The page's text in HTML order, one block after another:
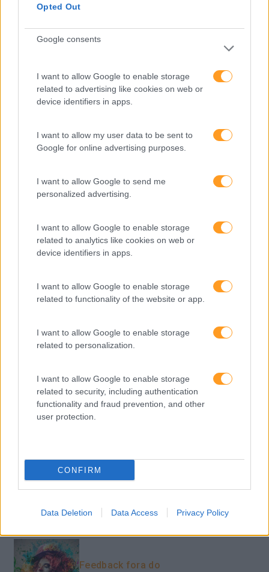
Opted Out
Google consents
I want to allow Google to enable storage
related to advertising like cookies on web or
device identifiers in apps.
I want to allow my user data to be sent to
Google for online advertising purposes.
I want to allow Google to send me
personalized advertising.
I want to allow Google to enable storage
related to analytics like cookies on web or
device identifiers in apps.
I want to allow Google to enable storage
related to functionality of the website or app.
I want to allow Google to enable storage
related to personalization.
I want to allow Google to enable storage
related to security, including authentication
functionality and fraud prevention, and other
user protection.
CONFIRM
Data Deletion Data Access Privacy Policy
Atendimento E Relação Cliente
Comunicação
Desenvolvimento
Desenvolvimento De Competências
Expo RH
Inglês
Keep In Mind
Liderança
Perspetivas
PORTO RH MEETING
Sem Categoria
Sustentabilidade
Team Building
Vendas E Negociação
Recentes
Feedback fora do